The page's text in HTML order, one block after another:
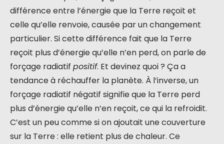
différence entre l’énergie que la Terre reçoit et
celle qu’elle renvoie, causée par un changement
particulier. Si cette différence fait que la Terre
reçoit plus d’énergie qu’elle n’en perd, on parle de
forçage radiatif positif. Et devinez quoi ? Ça a
tendance à réchauffer la planète. À l’inverse, un
forçage radiatif négatif signifie que la Terre perd
plus d’énergie qu’elle n’en reçoit, ce qui la refroidit.
C’est un peu comme si on ajoutait une couverture
sur la Terre : elle retient plus de chaleur. Ce